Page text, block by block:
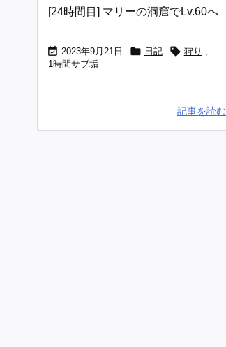
[24時間目] マリーの洞窟でLv.60へ
 2023年9月21日  日記  狩り ,
1時間サブ垢
記事を読む